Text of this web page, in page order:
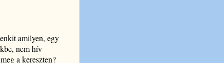
amilyen, egy
nem hív
a kereszten?